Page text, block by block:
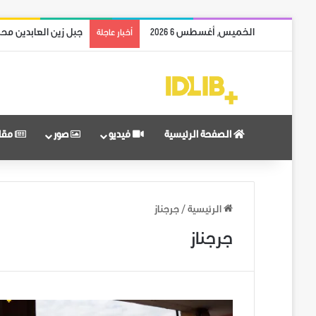
الخميس, أغسطس 6 2026 أخبار عاجلة جبل زين العابدين
الصفحة الرئيسية فيديو صور
الرئيسية / جرجناز
جرجناز